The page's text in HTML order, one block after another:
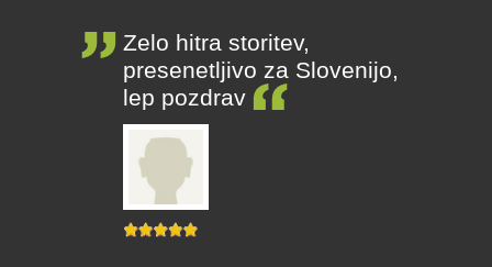
Zelo hitra storitev,
presenetljivo za Slovenijo,
lep pozdrav